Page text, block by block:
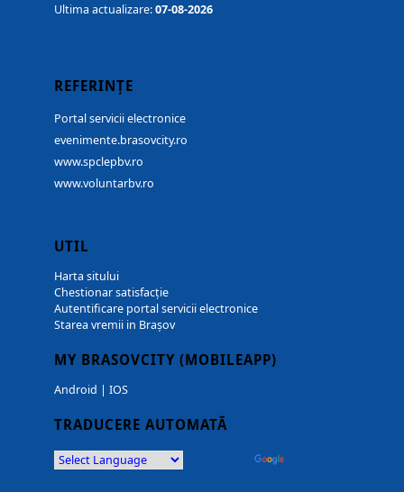
Ultima actualizare:07-08-2026
REFERINȚE
Portal servicii electronice
evenimente.brasovcity.ro
www.spclepbv.ro
www.voluntarbv.ro
UTIL
Harta sitului
Chestionar satisfacție
Autentificare portal servicii electronice
Starea vremii in Brașov
MY BRASOVCITY (MOBILEAPP)
Android | IOS
TRADUCERE AUTOMATĂ